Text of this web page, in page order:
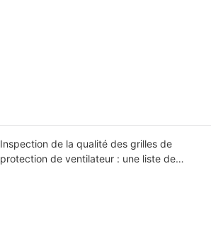
Inspection de la qualité des grilles de
protection de ventilateur : une liste de